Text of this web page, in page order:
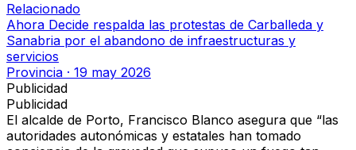
Relacionado
Ahora Decide respalda las protestas de Carballeda y
Sanabria por el abandono de infraestructuras y
servicios
Provincia · 19 may 2026
Publicidad
Publicidad
El alcalde de Porto, Francisco Blanco asegura que “las
autoridades autonómicas y estatales han tomado